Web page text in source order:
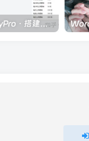
AList+云盘+LskyPro · 搭建大容量图床服务